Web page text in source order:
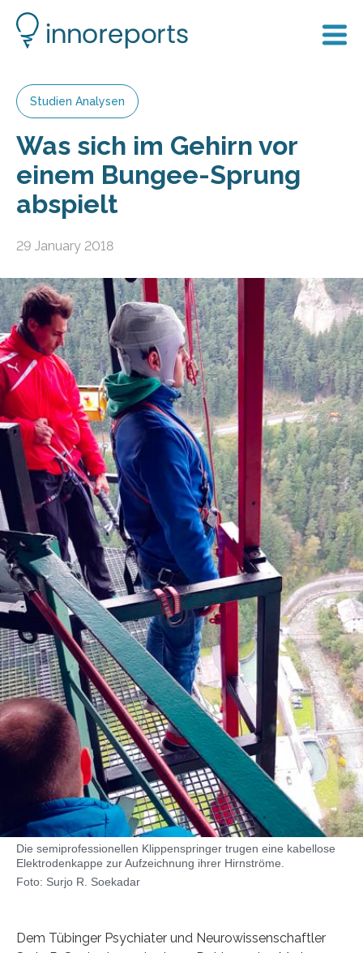
Studien Analysen
Was sich im Gehirn vor
einem Bungee-Sprung
abspielt
29 January 2018
Die semiprofessionellen Klippenspringer trugen eine kabellose
Elektrodenkappe zur Aufzeichnung ihrer Hirnströme.
Foto: Surjo R. Soekadar
Dem Tübinger Psychiater und Neurowissenschaftler